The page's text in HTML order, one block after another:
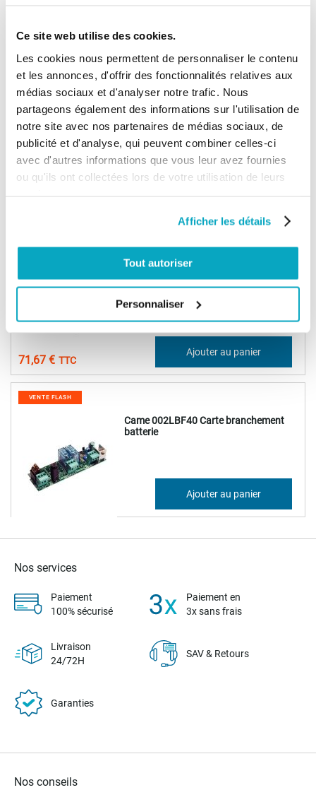
Ce site web utilise des cookies.
Les cookies nous permettent de personnaliser le contenu
et les annonces, d'offrir des fonctionnalités relatives aux
médias sociaux et d'analyser notre trafic. Nous
partageons également des informations sur l'utilisation de
notre site avec nos partenaires de médias sociaux, de
publicité et d'analyse, qui peuvent combiner celles-ci
avec d'autres informations que vous leur avez fournies
ou qu'ils ont collectées lors de votre utilisation de leurs
Afficher les détails
Tout autoriser
Personnaliser
56,86 €
47,38 € Ajouter au panier
CAME FAST40 Déverrouillage porte
(3)
Ajouter au panier
CAME FAST40 Couvercle moteur
(1)
71,67 €
Ajouter au panier
VENTE FLASH
Came 002LBF40 Carte branchement
batterie
108,00 € Ajouter au panier
Nos services
Paiement
100% sécurisé
Paiement en
3x sans frais
Livraison
24/72H
SAV & Retours
Garanties
Nos conseils